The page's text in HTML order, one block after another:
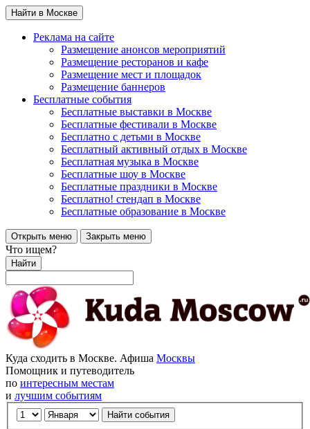
Найти в Москве
Реклама на сайте
Размещение анонсов мероприятий
Размещение ресторанов и кафе
Размещение мест и площадок
Размещение баннеров
Бесплатные события
Бесплатные выставки в Москве
Бесплатные фестивали в Москве
Бесплатно с детьми в Москве
Бесплатный активный отдых в Москве
Бесплатная музыка в Москве
Бесплатные шоу в Москве
Бесплатные праздники в Москве
Бесплатно! стендап в Москве
Бесплатные образование в Москве
Открыть меню Закрыть меню
Что ищем?
Найти
Куда сходить в Москве. Афиша Москвы
Помощник и путеводитель
по интересным местам
и лучшим событиям